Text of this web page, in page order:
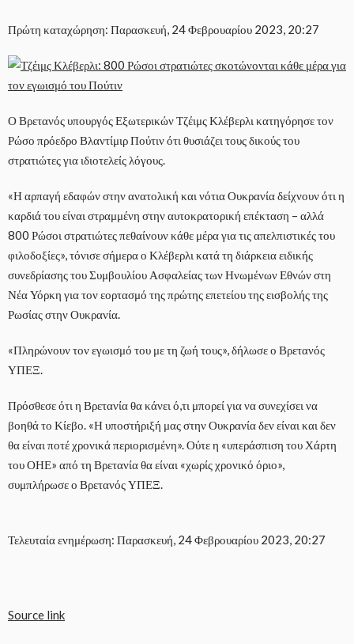
Πρώτη καταχώρηση: Παρασκευή, 24 Φεβρουαρίου 2023, 20:27
Ο Βρετανός υπουργός Εξωτερικών Τζέιμς Κλέβερλι κατηγόρησε τον
Ρώσο πρόεδρο Βλαντίμιρ Πούτιν ότι θυσιάζει τους δικούς του
στρατιώτες για ιδιοτελείς λόγους.
«Η αρπαγή εδαφών στην ανατολική και νότια Ουκρανία δείχνουν ότι η
καρδιά του είναι στραμμένη στην αυτοκρατορική επέκταση – αλλά
800 Ρώσοι στρατιώτες πεθαίνουν κάθε μέρα για τις απελπιστικές του
φιλοδοξίες», τόνισε σήμερα ο Κλέβερλι κατά τη διάρκεια ειδικής
συνεδρίασης του Συμβουλίου Ασφαλείας των Ηνωμένων Εθνών στη
Νέα Υόρκη για τον εορτασμό της πρώτης επετείου της εισβολής της
Ρωσίας στην Ουκρανία.
«Πληρώνουν τον εγωισμό του με τη ζωή τους», δήλωσε ο Βρετανός
ΥΠΕΞ.
Πρόσθεσε ότι η Βρετανία θα κάνει ό,τι μπορεί για να συνεχίσει να
βοηθά το Κίεβο. «Η υποστήριξή μας στην Ουκρανία δεν είναι και δεν
θα είναι ποτέ χρονικά περιορισμένη». Ούτε η «υπεράσπιση του Χάρτη
του ΟΗΕ» από τη Βρετανία θα είναι «χωρίς χρονικό όριο»,
συμπλήρωσε ο Βρετανός ΥΠΕΞ.
Τελευταία ενημέρωση: Παρασκευή, 24 Φεβρουαρίου 2023, 20:27
Source link